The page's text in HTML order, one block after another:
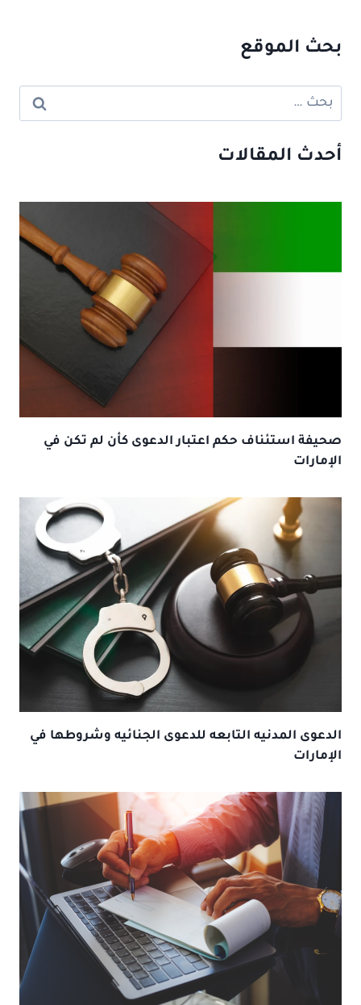
بحث الموقع
البحث
عن:
أحدث المقالات
صحيفة استئناف حكم اعتبار الدعوى كأن لم تكن في
الإمارات
الدعوى المدنيه التابعه للدعوى الجنائيه وشروطها في
الإمارات